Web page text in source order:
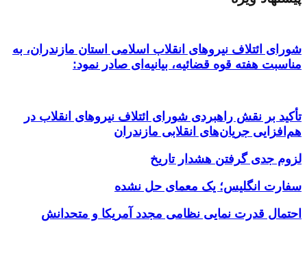
شورای ائتلاف نیروهای انقلاب اسلامی استان مازندران، به
مناسبت هفته قوه قضائیه، بیانیه‌ای صادر نمود:
تأکید بر نقش راهبردی شورای ائتلاف نیروهای انقلاب در
هم‌افزایی جریان‌های انقلابی مازندران
لزوم جدی گرفتن هشدار تاریخ
سفارت انگلیس؛ یک معمای حل نشده
احتمال قدرت نمایی نظامی مجدد آمریکا و متحدانش